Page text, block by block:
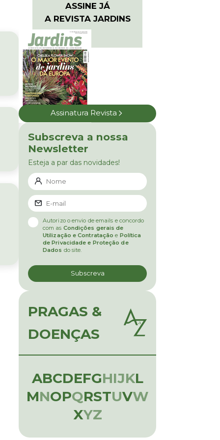
ASSINE JÁ
A REVISTA JARDINS
Assinatura Revista
Subscreva a nossa
Newsletter
Esteja a par das novidades!
Autorizo o envio de emails e concordo
com as Condições gerais de
Utilização e Contratação e Política
de Privacidade e Proteção de
Dados do site.
PRAGAS &
DOENÇAS
ABCDEFGHIJKL
MNOPQRSTUVW
XYZ